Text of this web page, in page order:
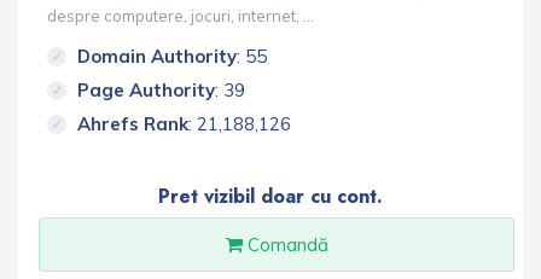
despre computere, jocuri, internet, ...
Domain Authority: 55
Page Authority: 39
Ahrefs Rank: 21,188,126
Pret vizibil doar cu cont.
Comandă